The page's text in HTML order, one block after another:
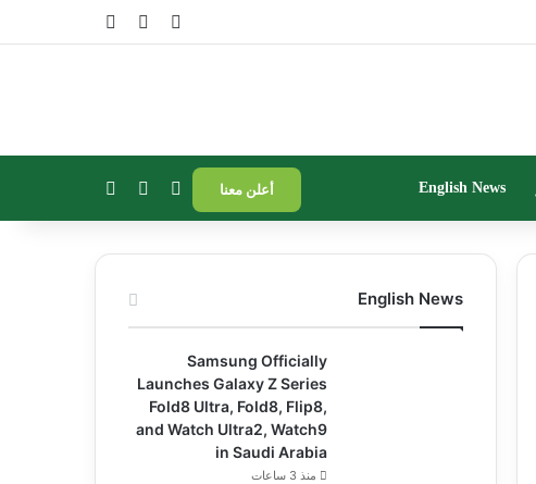
تسجيل الدخول
مقال عشوائي
English News أعلن معنا إضافة عمود جانبي
الوضع المظلم
English News
Samsung Officially
Launches Galaxy Z Series
Fold8 Ultra, Fold8, Flip8,
and Watch Ultra2, Watch9
in Saudi Arabia
منذ 3 ساعات